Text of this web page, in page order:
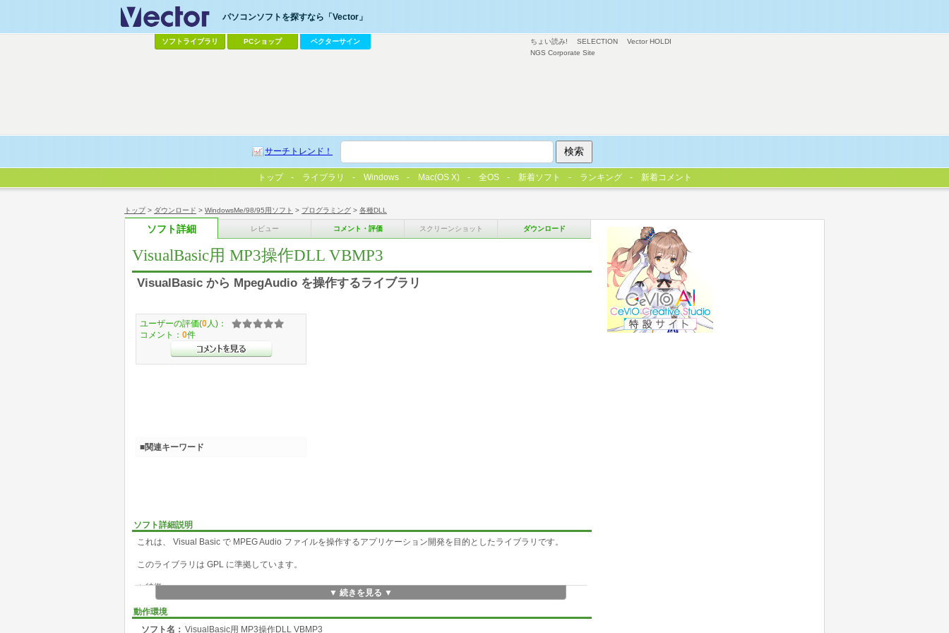
トップ> ダウンロード > WindowsMe/98/95用ソフト > プログラミング > 各種DLL
ソフト詳細 レビュー コメント・評価 スクリーンショット ダウンロード
VisualBasic用 MP3操作DLL VBMP3
VisualBasic から MpegAudio を操作するライブラリ
ソフト詳細説明
これは、 Visual Basic で MPEG Audio ファイルを操作するアプリケーション開発を目的としたライブラリです。
このライブラリは GPL に準拠しています。
◆ 特徴
・MP3 と呼ばれているすべての形式に対応
・スレッドの利用により MPEG Audio をバックグラウンドで再生
▼ 続きを見る ▼
動作環境
ソフト名： VisualBasic用 MP3操作DLL VBMP3
ユーザーの評価(0 人)：
コメント： 0件
■関連キーワード
ちょい読み! SELECTION
Vector HOLDI
NGS Corporate Site
パソコンソフトを探すなら「Vector」
ソフトライブラリ PCショップ ベクターサイン
サーチトレンド！
トップ ライブラリ Windows Mac(OS X) 全OS 新着ソフト ランキング 新着コメント